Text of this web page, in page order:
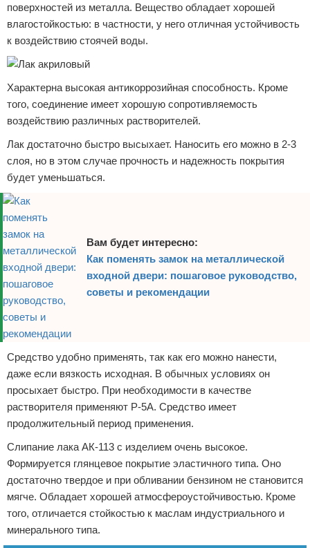
поверхностей из металла. Вещество обладает хорошей
влагостойкостью: в частности, у него отличная устойчивость
к воздействию стоячей воды.
Характерна высокая антикоррозийная способность. Кроме
того, соединение имеет хорошую сопротивляемость
воздействию различных растворителей.
Лак достаточно быстро высыхает. Наносить его можно в 2-3
слоя, но в этом случае прочность и надежность покрытия
будет уменьшаться.
Вам будет интересно:
Как поменять замок на металлической
входной двери: пошаговое руководство,
советы и рекомендации
Средство удобно применять, так как его можно нанести,
даже если вязкость исходная. В обычных условиях он
просыхает быстро. При необходимости в качестве
растворителя применяют Р-5А. Средство имеет
продолжительный период применения.
Слипание лака АК-113 с изделием очень высокое.
Формируется глянцевое покрытие эластичного типа. Оно
достаточно твердое и при обливании бензином не становится
мягче. Обладает хорошей атмосфероустойчивостью. Кроме
того, отличается стойкостью к маслам индустриального и
минерального типа.